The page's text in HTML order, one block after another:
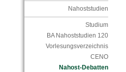
Nahoststudien
Studium
BA Nahoststudien 120
Vorlesungsverzeichnis
CENO
Nahost-Debatten